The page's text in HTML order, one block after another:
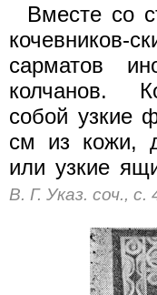
Вместе со
сарматов
колчанов.
собой узкие
см из кожи,
или узкие
В. Г. Указ. соч., с.